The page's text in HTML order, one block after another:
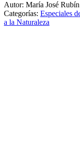
Autor: María José Rubín
Categorías: Especiales
a la Naturaleza